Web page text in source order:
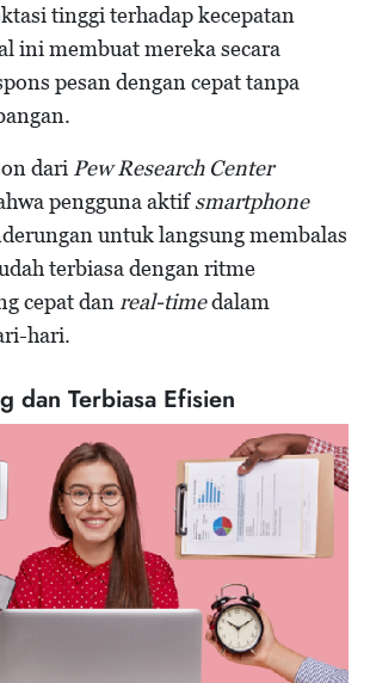
tinggi terhadap kecepatan
ini membuat mereka secara
pesan dengan cepat tanpa
dari Pew Research Center
pengguna aktifsmartphone
untuk langsung membalas
terbiasa dengan ritme
cepat dan real-timedalam
hari.
dan Terbiasa Efisien